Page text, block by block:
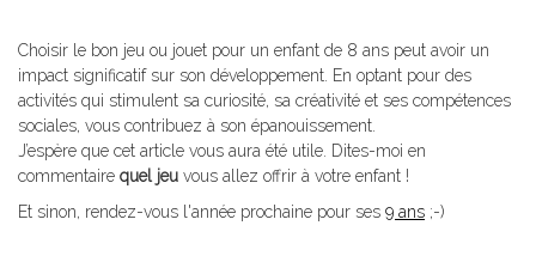
Choisir le bon jeu ou jouet pour un enfant de 8 ans peut avoir un
impact significatif sur son développement. En optant pour des
activités qui stimulent sa curiosité, sa créativité et ses compétences
sociales, vous contribuez à son épanouissement.
J’espère que cet article vous aura été utile. Dites-moi en
commentaire quel jeu vous allez offrir à votre enfant !
Et sinon, rendez-vous l'année prochaine pour ses 9 ans ;-)